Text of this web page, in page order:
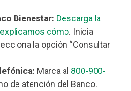
Bienestar: Descarga la
explicamos cómo. Inicia
la opción “Consultar
Marca al 800-900-
de atención del Banco.